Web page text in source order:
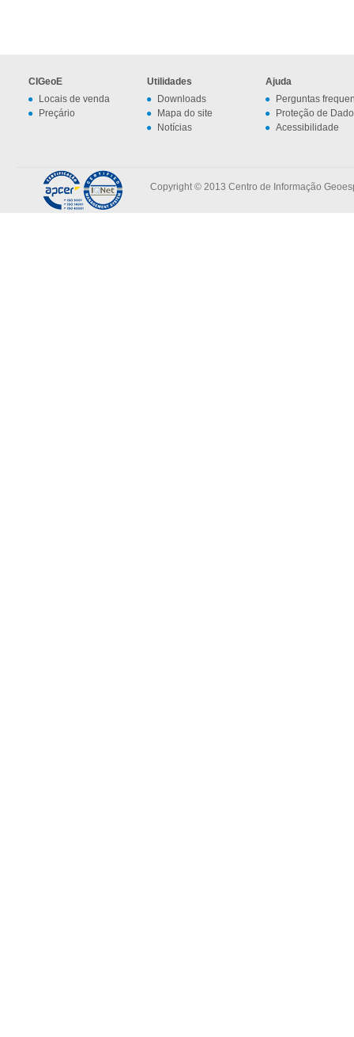
CIGeoE
Locais de venda
Preçário
Utilidades
Downloads
Mapa do site
Notícias
Ajuda
Perguntas
Proteção de
Acessibilidade
Copyright © 2013 Centro de Informação